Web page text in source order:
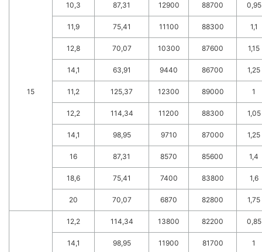
15
10,3 87,31 12900 88700 0,95
11,9 75,41 11100 88300 1,1
12,8 70,07 10300 87600 1,15
14,1 63,91 9440 86700 1,25
11,2 125,37 12300 89000 1
12,2 114,34 11200 88300 1,05
14,1 98,95 9710 87000 1,25
16 87,31 8570 85600 1,4
18,6 75,41 7400 83800 1,6
20 70,07 6870 82800 1,75
12,2 114,34 13800 82200 0,85
14,1 98,95 11900 81700 1